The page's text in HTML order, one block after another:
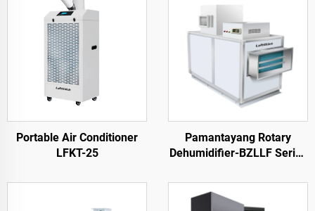
Portable Air Conditioner
LFKT-25
Pamantayang Rotary
Dehumidifier-BZLLF Series